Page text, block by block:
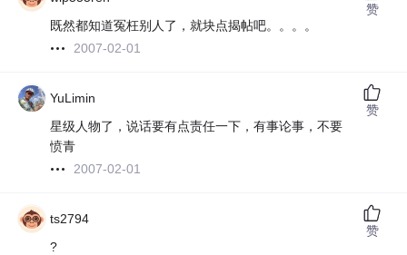
既然都知道冤枉别人了，就块点揭帖吧。。。。
2007-02-01
赞
YuLimin
星级人物了，说话要有点责任一下，有事论事，不要
愤青
2007-02-01
赞
ts2794
?
赞